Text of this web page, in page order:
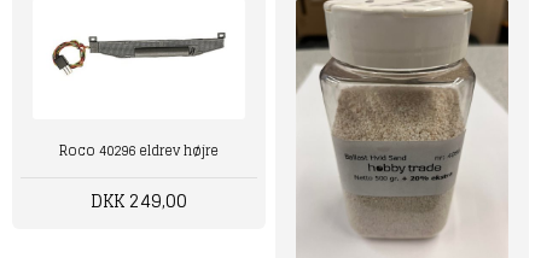
Roco 40296 eldrev højre
DKK 249,00